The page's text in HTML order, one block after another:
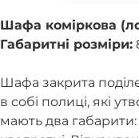
Шафа коміркова
Габаритні розміри:
Шафа закрита
в собі полиці, які
мають два